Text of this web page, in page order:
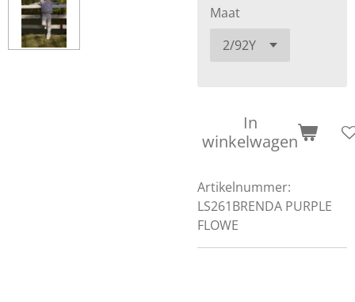
Maat
In
winkelwagen
Artikelnummer:
LS261BRENDA PURPLE
FLOWE